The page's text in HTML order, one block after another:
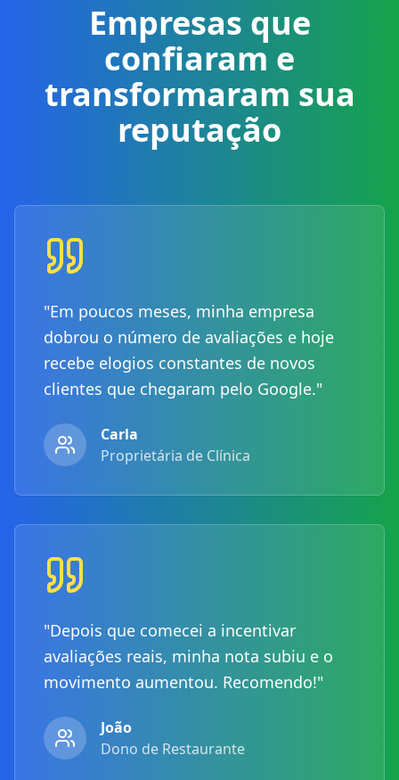
Empresas que
confiaram e
transformaram sua
reputação
"Em poucos meses, minha empresa
dobrou o número de avaliações e hoje
recebe elogios constantes de novos
clientes que chegaram pelo Google."
Carla
Proprietária de Clínica
"Depois que comecei a incentivar
avaliações reais, minha nota subiu e o
movimento aumentou. Recomendo!"
João
Dono de Restaurante